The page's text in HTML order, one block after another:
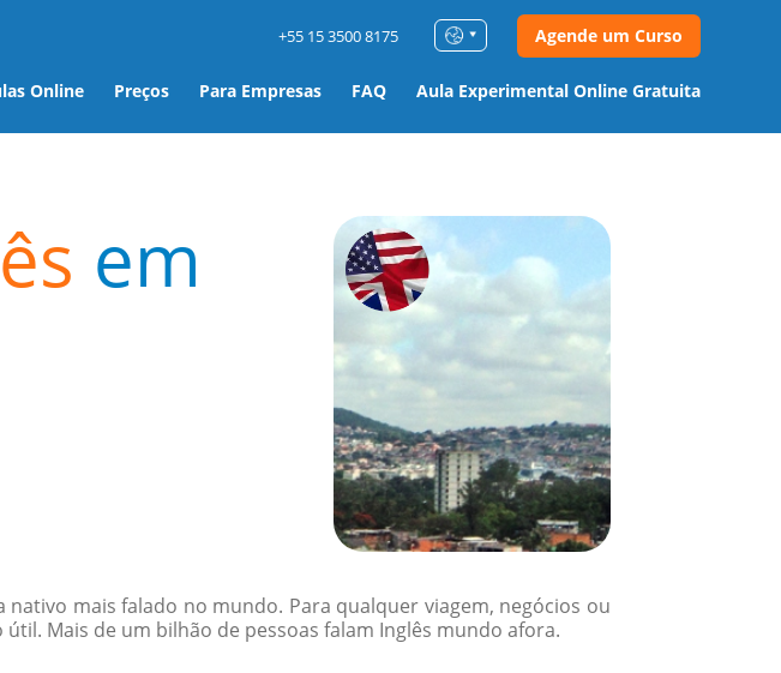
Online Preços Para Empresas FAQ Aula Experimental Online Gratuita
+55 15 3500 8175 Agende um Curso
em
mais falado no mundo. Para qualquer viagem, negócios ou
Mais de um bilhão de pessoas falam Inglês mundo afora.